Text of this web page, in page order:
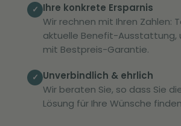
✓ Ihre konkrete Ersparnis
Wir rechnen mit Ihren Zahlen:
aktuelle Benefit-Ausstattung,
mit Bestpreis-Garantie.
✓ Unverbindlich & ehrlich
Wir beraten Sie, so dass Sie
Lösung für Ihre Wünsche